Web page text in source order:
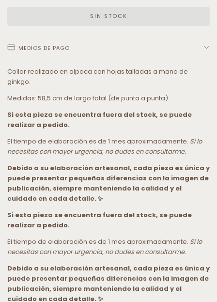
MEDIOS DE PAGO
Collar realizado en alpaca con hojas talladas a mano de
ginkgo.
Medidas: 58,5 cm de largo total (de punta a punta).
Si esta pieza se encuentra fuera del stock, se puede
realizar a pedido.
El tiempo de elaboración es de 1 mes aproximadamente. Si lo
necesitas con mayor urgencia, no dudes en consultarme.
Debido a su elaboración artesanal, cada pieza es única y
puede presentar pequeñas diferencias con la imagen de
publicación, siempre manteniendo la calidad y el
cuidado en cada detalle. ✨
Si esta pieza se encuentra fuera del stock, se puede
realizar a pedido.
El tiempo de elaboración es de 1 mes aproximadamente. Si lo
necesitas con mayor urgencia, no dudes en consultarme.
Debido a su elaboración artesanal, cada pieza es única y
puede presentar pequeñas diferencias con la imagen de
publicación, siempre manteniendo la calidad y el
cuidado en cada detalle. ✨